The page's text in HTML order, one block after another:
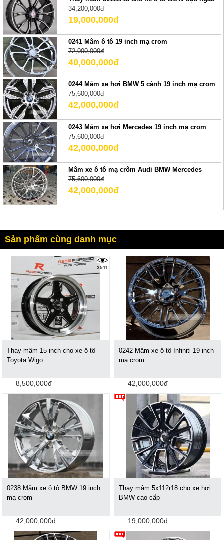
34,200,000đ
19,000,000đ
0241 Mâm ô tô 19 inch mạ crom
72,000,000đ
40,000,000đ
0244 Mâm xe hơi BMW 5 cánh 19 inch mạ crom
75,600,000đ
42,000,000đ
0243 Mâm xe hơi Mercedes 19 inch mạ crom
75,600,000đ
42,000,000đ
Mâm xe ô tô mạ crôm Audi BMW Mercedes
75,600,000đ
42,000,000đ
Sản phẩm cùng danh mục
3511
Thay mâm 15 inch cho xe ô tô
Toyota Wigo
8,500,000đ
0242 Mâm xe ô tô Infiniti 19 inch
mạ crom
42,000,000đ
0238 Mâm xe ô tô BMW 19 inch
mạ crom
42,000,000đ
Thay mâm 5x112r18 cho xe hơi
BMW cao cấp
19,000,000đ